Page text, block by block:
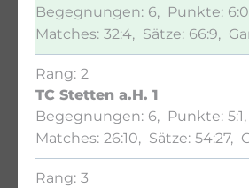
6
6:0
32:4
66:9
2
TC Stetten a.H. 1
6
5:1
26:10
54:27
3